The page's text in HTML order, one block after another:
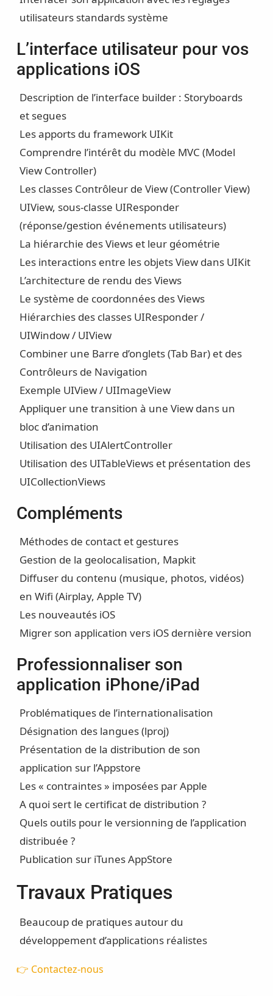
utilisateurs standards système
L’interface utilisateur pour vos
applications iOS
Description de l’interface builder : Storyboards
et segues
Les apports du framework UIKit
Comprendre l’intérêt du modèle MVC (Model
View Controller)
Les classes Contrôleur de View (Controller View)
UIView, sous-classe UIResponder
(réponse/gestion événements utilisateurs)
La hiérarchie des Views et leur géométrie
Les interactions entre les objets View dans UIKit
L’architecture de rendu des Views
Le système de coordonnées des Views
Hiérarchies des classes UIResponder /
UIWindow / UIView
Combiner une Barre d’onglets (Tab Bar) et des
Contrôleurs de Navigation
Exemple UIView / UIImageView
Appliquer une transition à une View dans un
bloc d’animation
Utilisation des UIAlertController
Utilisation des UITableViews et présentation des
UICollectionViews
Compléments
Méthodes de contact et gestures
Gestion de la geolocalisation, Mapkit
Diffuser du contenu (musique, photos, vidéos)
en Wifi (Airplay, Apple TV)
Les nouveautés iOS
Migrer son application vers iOS dernière version
Professionnaliser son
application iPhone/iPad
Problématiques de l’internationalisation
Désignation des langues (lproj)
Présentation de la distribution de son
application sur l’Appstore
Les « contraintes » imposées par Apple
A quoi sert le certificat de distribution ?
Quels outils pour le versionning de l’application
distribuée ?
Publication sur iTunes AppStore
Travaux Pratiques
Beaucoup de pratiques autour du
développement d’applications réalistes
👉 Contactez-nous